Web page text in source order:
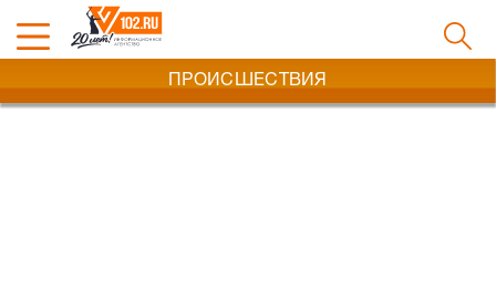
ПРОИСШЕСТВИЯ